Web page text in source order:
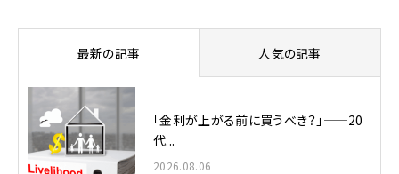
最新の記事 人気の記事
「金利が上がる前に買うべき？」——20
代...
2026.08.06